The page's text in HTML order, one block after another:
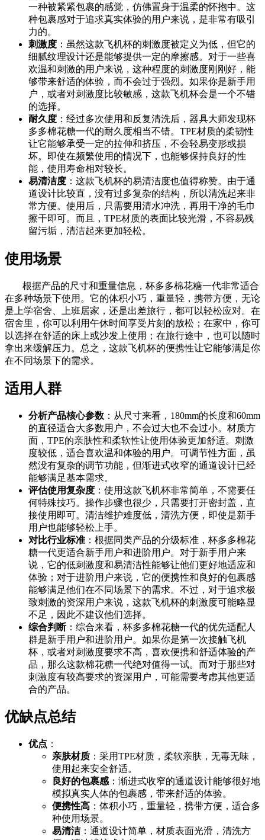
一种被紧紧包裹的感觉，仿佛置身于温柔的怀抱中。这
种包裹感对于追求真实体验的用户来说，是非常有吸引
力的。
刺激度 ：虽然这款飞机杯的刺激度被定义为低，但它的
细腻纹理设计还是能够提供一定的摩擦感。对于一些喜
欢温和刺激的用户来说，这种程度的刺激度刚刚好，能
够带来舒适的体验，而不会过于强烈。如果你是新手用
户，或者对刺激度比较敏感，这款飞机杯会是一个不错
的选择。
耐久度 ：经过多次使用和反复清洗后，器具大师发现杯
多多棉花糖一代的耐久度相当不错。TPE材质的柔韧性
让它能够承受一定的拉伸和挤压，不会轻易变形或损
坏。即使在频繁使用的情况下，也能够保持良好的性
能，使用寿命相对较长。
易清洁度 ：这款飞机杯的易清洁度也值得称赞。由于通
道设计比较直，没有过多复杂的结构，所以清洗起来非
常方便。使用后，只需要用清水冲洗，再用干净的毛巾
擦干即可。而且，TPE材质的表面比较光滑，不容易残
留污垢，清洁起来更加轻松。
使用场景
根据产品的尺寸和重量信息，杯多多棉花糖一代非常适合
在多种场景下使用。它的体积小巧，重量轻，携带方便，无论
是上学宿舍、上班居家，还是出差旅行，都可以轻松应对。在
宿舍里，你可以利用午休时间享受片刻的放松；在家中，你可
以选择在舒适的床上或沙发上使用；在旅行途中，也可以随时
拿出来缓解压力。总之，这款飞机杯的便携性让它能够满足你
在不同场景下的需求。
适用人群
分析产品核心参数 ：从尺寸来看，180mm的长度和60mm
的直径适合大多数用户，不会过大也不会过小。材质方
面，TPE的亲肤性和柔软性让使用体验更加舒适。刺激
度较低，适合喜欢温和体验的用户。可调节性方面，虽
然没有复杂的调节功能，但渐进式收窄的通道设计已经
能够满足基本需求。
评估使用复杂度 ：使用这款飞机杯非常简单，不需要任
何特殊技巧。操作步骤也很少，只需要打开密封盖，直
接使用即可。清洁维护难度低，清洗方便，即使是新手
用户也能够轻松上手。
对比行业标准 ：根据同类产品的分级标准，杯多多棉花
糖一代更适合新手用户和进阶用户。对于新手用户来
说，它的低刺激度和易清洁性能够让他们更好地适应和
体验；对于进阶用户来说，它的便携性和良好的包裹感
能够满足他们在不同场景下的需求。不过，对于追求极
致刺激的资深用户来说，这款飞机杯的刺激度可能略显
不足，因此不建议他们选择。
综合判断：综合来看，杯多多棉花糖一代的优先适配人
群是新手用户和进阶用户。如果你是第一次接触飞机
杯，或者对刺激度要求不高，喜欢便携和舒适体验的产
品，那么这款棉花糖一代绝对值得一试。而对于那些对
刺激度有较高要求的资深用户，可能需要考虑其他更适
合的产品。
优缺点总结
优点 ：
亲肤材质 ：采用TPE材质，柔软亲肤，无毒无味，
使用起来安全舒适。
良好的包裹感 ：渐进式收窄的通道设计能够很好地
模拟真实人体的包裹感，带来舒适的体验。
便携性高 ：体积小巧，重量轻，携带方便，适合多
种使用场景。
易清洁：通道设计简单，材质表面光滑，清洗方